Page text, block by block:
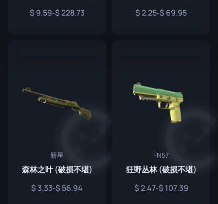
9.59- 228.73
2.25- 69.95
新星
森林之叶 (破损不堪)
3.33- 56.94
FN57
狂野丛林 (破损不堪)
2.47- 107.39